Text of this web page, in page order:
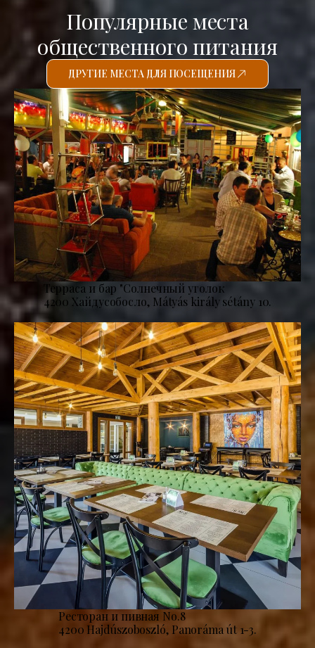
Популярные места
общественного питания
ДРУГИЕ МЕСТА ДЛЯ ПОСЕЩЕНИЯ
Терраса и бар "Солнечный уголок
4200 Хайдусобосло, Mátyás király sétány 10.
Ресторан и пивная No.8
4200 Hajdúszoboszló, Panoráma út 1-3.